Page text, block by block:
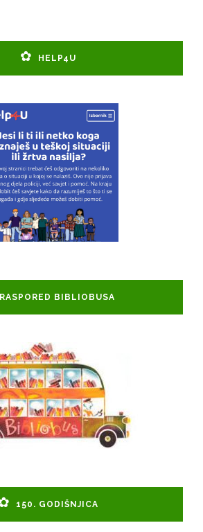
HELP4U
RASPORED BIBLIOBUSA
150. GODIŠNJICA